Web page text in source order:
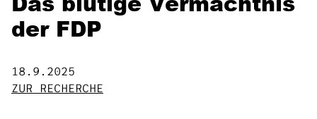
der FDP
18.9.2025
ZUR RECHERCHE